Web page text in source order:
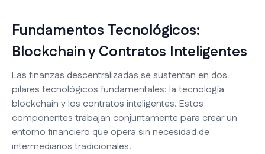
Fundamentos Tecnológicos:
Blockchain y Contratos Inteligentes
Las finanzas descentralizadas se sustentan en dos
pilares tecnológicos fundamentales: la tecnología
blockchain y los contratos inteligentes. Estos
componentes trabajan conjuntamente para crear un
entorno financiero que opera sin necesidad de
intermediarios tradicionales.